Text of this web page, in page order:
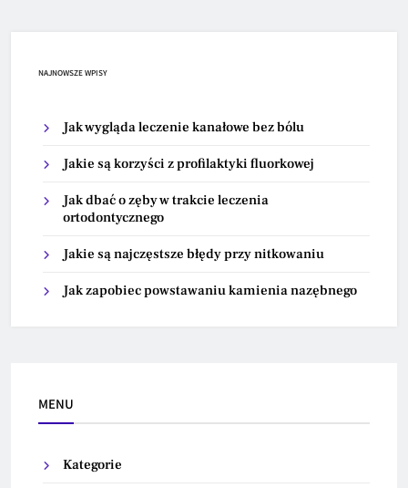
NAJNOWSZE WPISY
Jak wygląda leczenie kanałowe bez bólu
Jakie są korzyści z profilaktyki fluorkowej
Jak dbać o zęby w trakcie leczenia
ortodontycznego
Jakie są najczęstsze błędy przy nitkowaniu
Jak zapobiec powstawaniu kamienia nazębnego
MENU
Kategorie